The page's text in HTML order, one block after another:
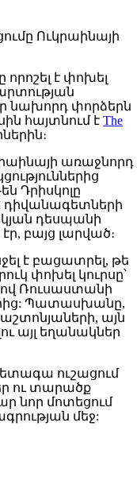
որոշել է փոխել
նախորդ փորձերն
հայտնում է The
առաջնորդ
Դրիսկոլը
դիվանագետների
դեսպանի
, բայց լարված։
է բացատրել, թե
փոխել կուրսը՝
Ռուսաստանի
Պատասխանը,
, այն
այլ եղանակներ
ուշացում
ու տարածք
նոր մոտեցում
մեջ: